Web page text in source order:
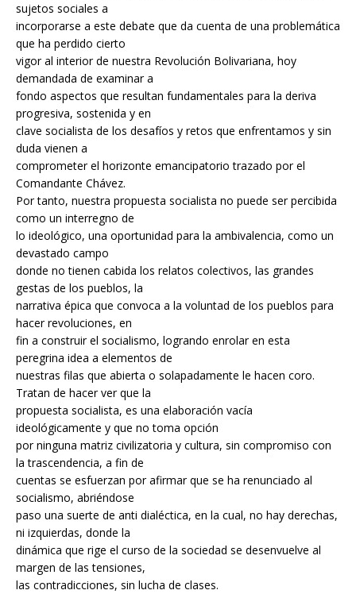
sujetos sociales a
incorporarse a este debate que da cuenta de una problemática
que ha perdido cierto
vigor al interior de nuestra Revolución Bolivariana, hoy
demandada de examinar a
fondo aspectos que resultan fundamentales para la deriva
progresiva, sostenida y en
clave socialista de los desafíos y retos que enfrentamos y sin
duda vienen a
comprometer el horizonte emancipatorio trazado por el
Comandante Chávez.
Por tanto, nuestra propuesta socialista no puede ser percibida
como un interregno de
lo ideológico, una oportunidad para la ambivalencia, como un
devastado campo
donde no tienen cabida los relatos colectivos, las grandes
gestas de los pueblos, la
narrativa épica que convoca a la voluntad de los pueblos para
hacer revoluciones, en
fin a construir el socialismo, logrando enrolar en esta
peregrina idea a elementos de
nuestras filas que abierta o solapadamente le hacen coro.
Tratan de hacer ver que la
propuesta socialista, es una elaboración vacía
ideológicamente y que no toma opción
por ninguna matriz civilizatoria y cultura, sin compromiso con
la trascendencia, a fin de
cuentas se esfuerzan por afirmar que se ha renunciado al
socialismo, abriéndose
paso una suerte de anti dialéctica, en la cual, no hay derechas,
ni izquierdas, donde la
dinámica que rige el curso de la sociedad se desenvuelve al
margen de las tensiones,
las contradicciones, sin lucha de clases.